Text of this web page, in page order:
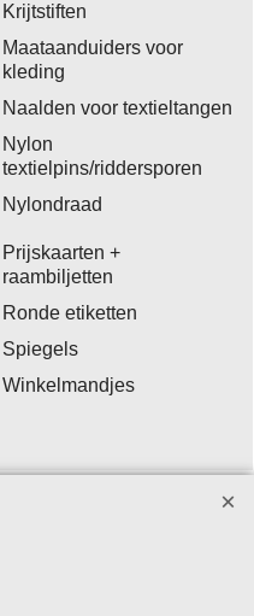
Krijtstiften
Maataanduiders voor
kleding
Naalden voor textieltangen
Nylon
textielpins/riddersporen
Nylondraad
Prijskaarten +
raambiljetten
Ronde etiketten
Spiegels
Winkelmandjes